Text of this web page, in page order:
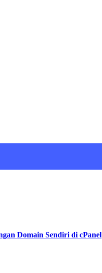
Domain Sendiri di cPanel